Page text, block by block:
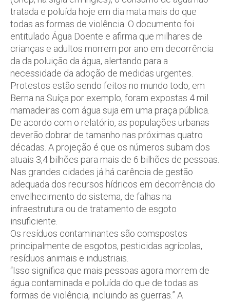
tratada e poluída hoje em dia mata mais do que
todas as formas de violência. O documento foi
entitulado Água Doente e afirma que milhares de
crianças e adultos morrem por ano em decorrência
da da poluição da água, alertando para a
necessidade da adoção de medidas urgentes.
Protestos estão sendo feitos no mundo todo, em
Berna na Suíça por exemplo, foram expostas 4 mil
mamadeiras com água suja em uma praça pública.
De acordo com o relatório, as populações urbanas
deverão dobrar de tamanho nas próximas quatro
décadas. A projeção é que os números subam dos
atuais 3,4 bilhões para mais de 6 bilhões de pessoas.
Nas grandes cidades já há carência de gestão
adequada dos recursos hídricos em decorrência do
envelhecimento do sistema, de falhas na
infraestrutura ou de tratamento de esgoto
insuficiente.
Os resíduos contaminantes são comspostos
principalmente de esgotos, pesticidas agrícolas,
resíduos animais e industriais.
“Isso significa que mais pessoas agora morrem de
água contaminada e poluída do que de todas as
formas de violência, incluindo as guerras.” A